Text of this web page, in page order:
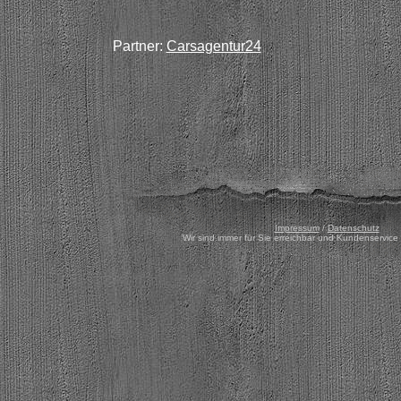
Partner:Carsagentur24
Impressum/Datenschutz
Wir sind immer für Sie erreichbar und